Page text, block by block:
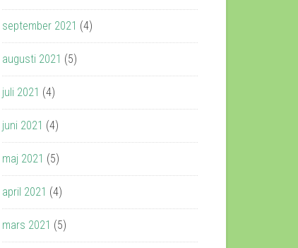
september 2021 (4)
augusti 2021 (5)
juli 2021 (4)
juni 2021 (4)
maj 2021 (5)
april 2021 (4)
mars 2021 (5)